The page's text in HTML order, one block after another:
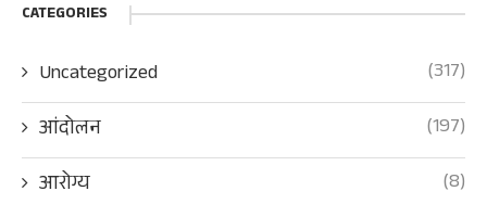
CATEGORIES
Uncategorized
(317)
आंदोलन
(197)
आरोग्य
(8)